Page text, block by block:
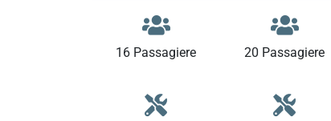
16 Passagiere 20 Passagiere